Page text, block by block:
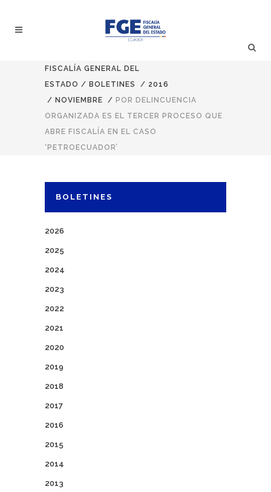
FISCALÍA GENERAL DEL
ESTADO / BOLETINES / 2016
/ NOVIEMBRE / POR DELINCUENCIA
ORGANIZADA ES EL TERCER PROCESO QUE
ABRE FISCALÍA EN EL CASO
‘PETROECUADOR’
BOLETINES
2026
2025
2024
2023
2022
2021
2020
2019
2018
2017
2016
2015
2014
2013